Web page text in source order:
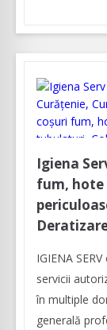
Igiena
fum, hote
IGIENA
servicii
în multiple
generală